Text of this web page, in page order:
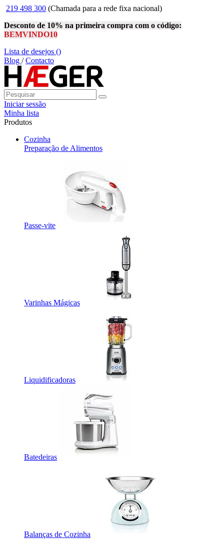
219 498 300 (Chamada para a rede fixa nacional)
Desconto de 10% na primeira compra com o código:
BEMVINDO10
Lista de desejos ()
Blog /Contacto
Iniciar sessão
Minha lista
Produtos
Cozinha
Preparação de Alimentos
Passe-vite
Varinhas Mágicas
Liquidificadoras
Batedeiras
Balanças de Cozinha